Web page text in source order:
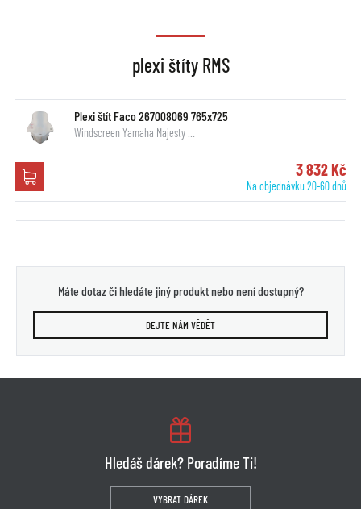
plexi štíty RMS
Plexi štít Faco 267008069 765x725
Windscreen Yamaha Majesty …
3 832 Kč
Na objednávku 20-60 dnů
Máte dotaz či hledáte jiný produkt nebo není dostupný?
DEJTE NÁM VĚDĚT
Hledáš dárek? Poradíme Ti!
VYBRAT DÁREK